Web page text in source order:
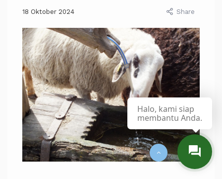
18 Oktober 2024 Share
Halo, kami siap
membantu Anda.